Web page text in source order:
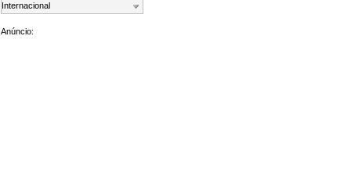
Internacional
Anúncio: